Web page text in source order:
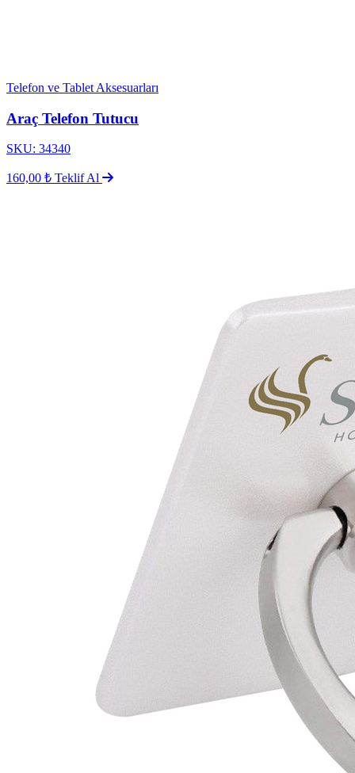
Telefon ve Tablet Aksesuarları
Araç Telefon Tutucu
SKU: 34340
160,00 ₺ Teklif Al